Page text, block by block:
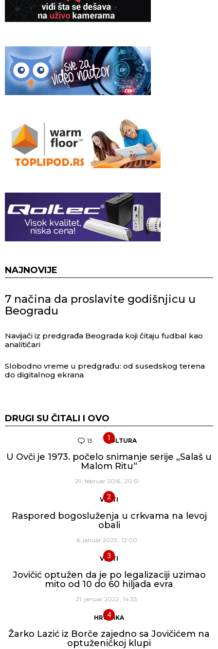
NAJNOVIJE
7 načina da proslavite godišnjicu u
Beogradu
Navijači iz predgrađa Beograda koji čitaju fudbal kao
analitičari
Slobodno vreme u predgrađu: od susedskog terena
do digitalnog ekrana
DRUGI SU ČITALI I OVO
13 Komentara
KULTURA
U Ovči je 1973. počelo snimanje serije „Salaš u
Malom Ritu“
29. februar 2016., 20:51
VESTI
Raspored bogosluženja u crkvama na levoj
obali
6. januar 2023., 12:00
VESTI
Jovičić optužen da je po legalizaciji uzimao
mito od 10 do 60 hiljada evra
21. januar 2022., 14:33
HRONIKA
Žarko Lazić iz Borče zajedno sa Jovičićem na
optuženičkoj klupi